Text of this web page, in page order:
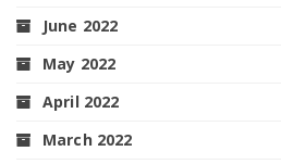
June 2022
May 2022
April 2022
March 2022